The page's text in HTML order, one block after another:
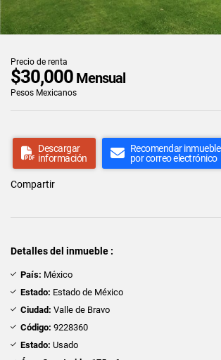
Precio de renta
$30,000 Mensual
Pesos Mexicanos
Descargar
información
Recomendar inmueble
por correo electrónico
Compartir
Detalles del inmueble :
País: México
Estado: Estado de México
Ciudad: Valle de Bravo
Código: 9228360
Estado: Usado